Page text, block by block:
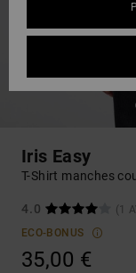
Iris Easy
T-Shirt manches
4.0
(1
ECO-BONUS
35,00 €